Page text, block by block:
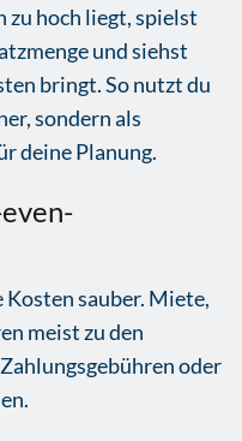
zu hoch liegt, spielst
und siehst
bringt. So nutzt du
sondern als
deine Planung.
sauber. Miete,
meist zu den
oder